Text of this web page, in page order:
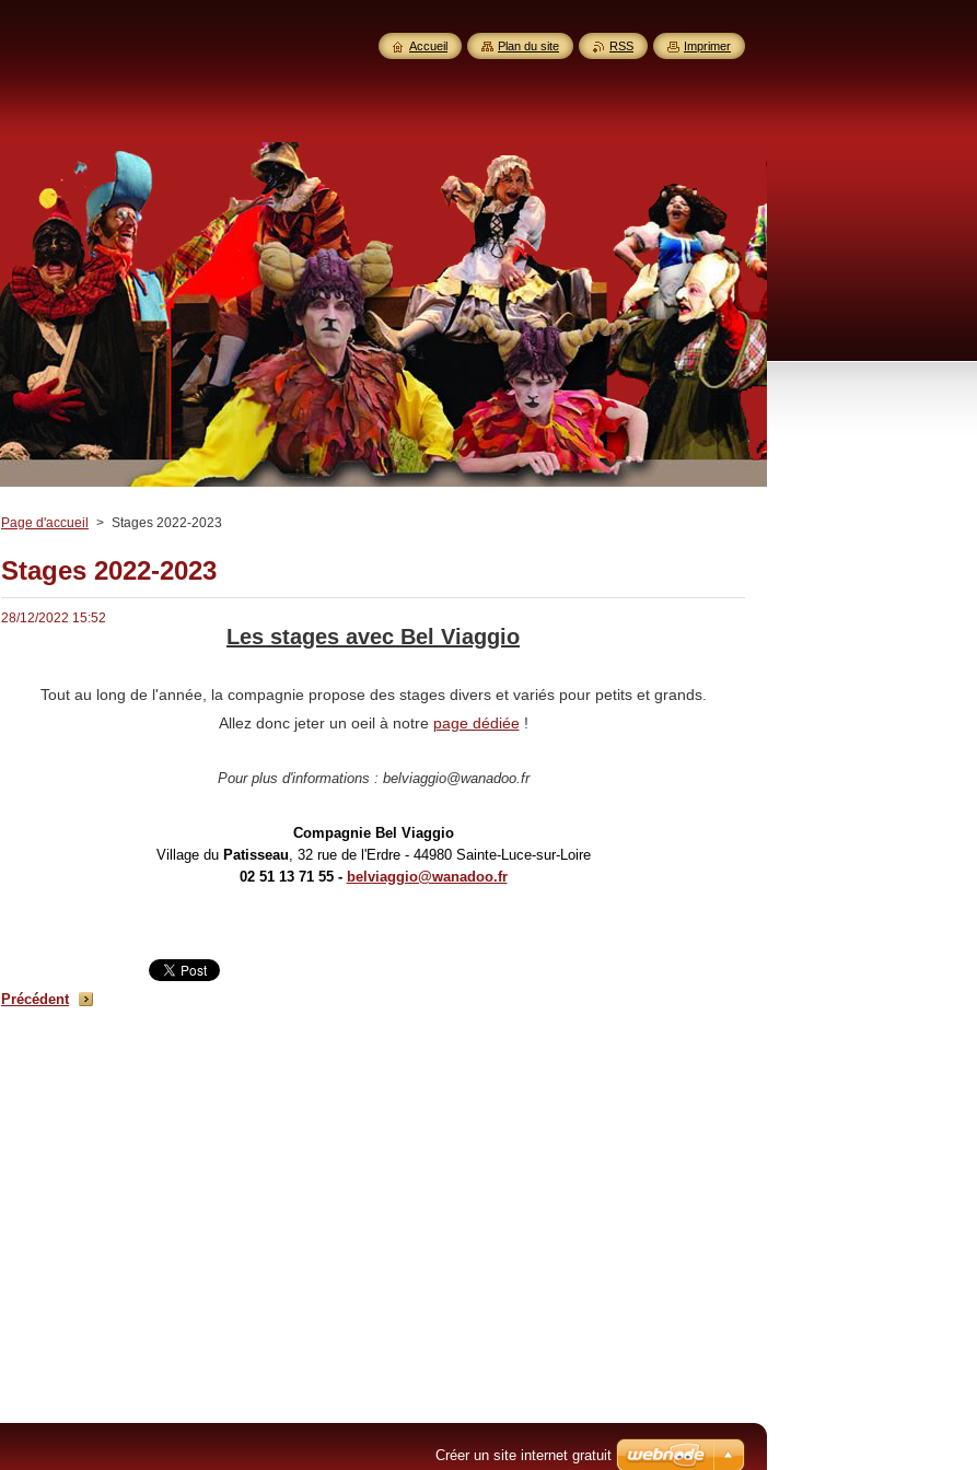
Page d'accueil > Stages 2022-2023
Stages 2022-2023
28/12/2022 15:52
Les stages avec Bel Viaggio
Tout au long de l'année, la compagnie propose des stages divers et variés pour petits et grands.
Allez donc jeter un oeil à notre page dédiée!
Pour plus d'informations : belviaggio@wanadoo.fr
Compagnie Bel Viaggio
Village du Patisseau, 32 rue de l'Erdre - 44980 Sainte-Luce-sur-Loire
02 51 13 71 55 - belviaggio@wanadoo.fr
Précédent
Accueil Plan du site RSS Imprimer
Créer un site internet gratuit